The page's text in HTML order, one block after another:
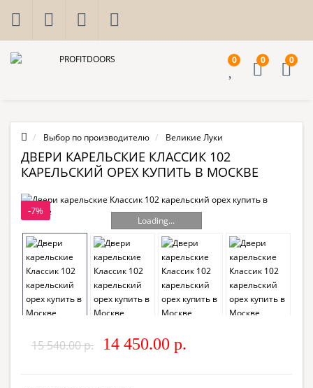
0 0 0
Выбор по производителю Великие Луки
ДВЕРИ КАРЕЛЬСКИЕ КЛАССИК 102
КАРЕЛЬСКИЙ ОРЕХ КУПИТЬ В МОСКВЕ
-7%
Loading...
15 540.00 р. 14 450.00 р.